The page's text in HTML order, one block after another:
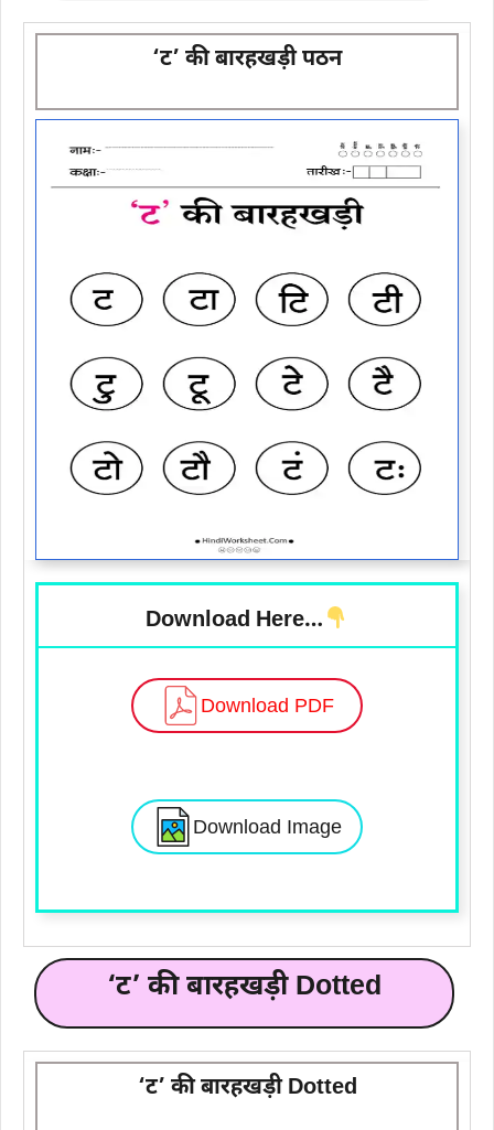
‘ट’ की बारहखड़ी पठन
Download Here…
Download PDF
Download Image
‘ट’ की बारहखड़ी Dotted
‘ट’ की बारहखड़ी Dotted